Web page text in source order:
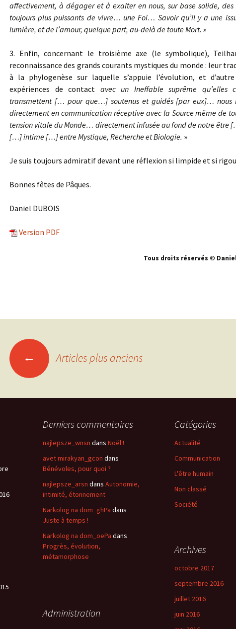
affectivement, à dégager et à exalter en nous, sur base solide, des
toujours plus puissants de vivre… une Foi… Savoir qu’il y a une
lumière, et de l’amour, quelque part, au-delà de toute Mort. »
3. Enfin, concernant le troisième axe (le symbolique),
reconnaissance des grands courants mystiques du monde : leur
à la phylogenèse sur laquelle s’appuie l’évolution, et
expériences de contact avec un Ineffable suprême qu’elles
transmettent [… pour que…] soutenus et guidés [par eux]… nous
directement en communication réceptive avec la Source même de
tension vitale du Monde… directement infusée au fond de notre être
[…] intime […] entre Mystique, Recherche et Biologie. »
Je suis toujours admiratif devant une réflexion si limpide et si
Bonnes fêtes de Pâques.
Daniel DUBOIS
Version PDF
Tous droits réservés ©
← Articles plus anciens
Derniers commentaires
najlepsze_wnsn dans Noël !
avet mirakyan_gcon dans
Bénévoles, pour quoi ?
najlepsze_arsn dans Autonomie,
intimité, étonnement
Narkolog na dom_ghPa dans
Juste à temps !
Narkolog na dom_oePa dans
Progrès, évolution,
métamorphose
Catégories
Actualité
Communication
L'être humain
Non classé
Société
Archives
octobre 2017
septembre 2016
juillet 2016
juin 2016
Administration